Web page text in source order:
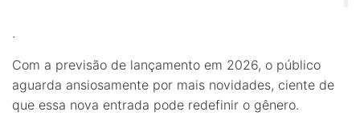
.
Com a previsão de lançamento em 2026, o público
aguarda ansiosamente por mais novidades, ciente de
que essa nova entrada pode redefinir o gênero.